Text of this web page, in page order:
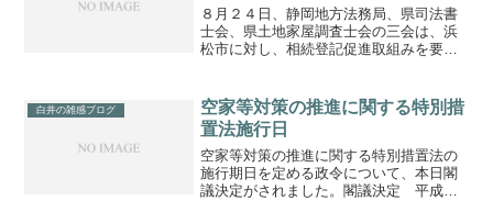
８月２４日、静岡地方法務局、県司法書
士会、県土地家屋調査士会の三会は、浜
松市に対し、相続登記促進取組みを要請
り、所有者不明の土地・建物の増加、公
共事業の障害などが生じて...
白井の雑感ブログ
空家等対策の推進に関する特別措
置法施行日
空家等対策の推進に関する特別措置法の
施行期日を定める政令について、本日閣
議決定がされました。閣議決定 平成２